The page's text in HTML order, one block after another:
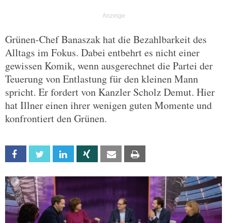
Grünen-Chef Banaszak hat die Bezahlbarkeit des
Alltags im Fokus. Dabei entbehrt es nicht einer
gewissen Komik, wenn ausgerechnet die Partei der
Teuerung von Entlastung für den kleinen Mann
spricht. Er fordert von Kanzler Scholz Demut. Hier
hat Illner einen ihrer wenigen guten Momente und
konfrontiert den Grünen.
Facebook Twitter Linkedin Xing Email